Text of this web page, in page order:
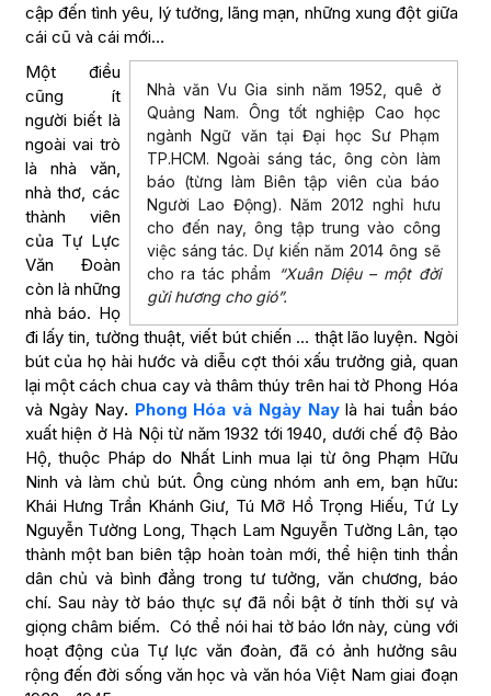
cập đến tình yêu, lý tưởng, lãng mạn, những xung đột giữa
cái cũ và cái mới…
Nhà văn Vu Gia sinh năm 1952, quê ở
Quảng Nam. Ông tốt nghiệp Cao học
ngành Ngữ văn tại Đại học Sư Phạm
TP.HCM. Ngoài sáng tác, ông còn làm
báo (từng làm Biên tập viên của báo
Người Lao Động). Năm 2012 nghỉ hưu
cho đến nay, ông tập trung vào công
việc sáng tác. Dự kiến năm 2014 ông sẽ
cho ra tác phẩm “Xuân Diệu – một đời
gửi hương cho gió”.
Một điều
cũng ít
người biết là
ngoài vai trò
là nhà văn,
nhà thơ, các
thành viên
của Tự Lực
Văn Đoàn
còn là những
nhà báo. Họ
đi lấy tin, tường thuật, viết bút chiến … thật lão luyện. Ngòi
bút của họ hài hước và diễu cợt thói xấu trưởng giả, quan
lại một cách chua cay và thâm thúy trên hai tờ Phong Hóa
và Ngày Nay. Phong Hóa và Ngày Naylà hai tuần báo
xuất hiện ở Hà Nội từ năm 1932 tới 1940, dưới chế độ Bảo
Hộ, thuộc Pháp do Nhất Linh mua lại từ ông Phạm Hữu
Ninh và làm chủ bút. Ông cùng nhóm anh em, bạn hữu:
Khái Hưng Trần Khánh Giư, Tú Mỡ Hồ Trọng Hiếu, Tứ Ly
Nguyễn Tường Long, Thạch Lam Nguyễn Tường Lân, tạo
thành một ban biên tập hoàn toàn mới, thể hiện tinh thần
dân chủ và bình đẳng trong tư tưởng, văn chương, báo
chí. Sau này tờ báo thực sự đã nổi bật ở tính thời sự và
giọng châm biếm. Có thể nói hai tờ báo lớn này, cùng với
hoạt động của Tự lực văn đoàn, đã có ảnh hưởng sâu
rộng đến đời sống văn học và văn hóa Việt Nam giai đoạn